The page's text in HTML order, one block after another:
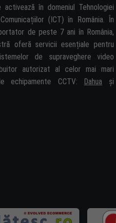
activează în domeniul Tehnologiei
(ICT) în România. În
de peste 7 ani în România,
oferă servicii esențiale pentru
de supraveghere video
autorizat al celor mai mari
echipamente CCTV: Dahua și